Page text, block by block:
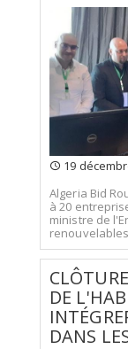
19
Algeria Bid
à 20
ministre de
DE
DANS